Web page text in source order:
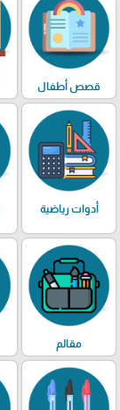
قصص أطفال
أدوات رياضية
مقالم